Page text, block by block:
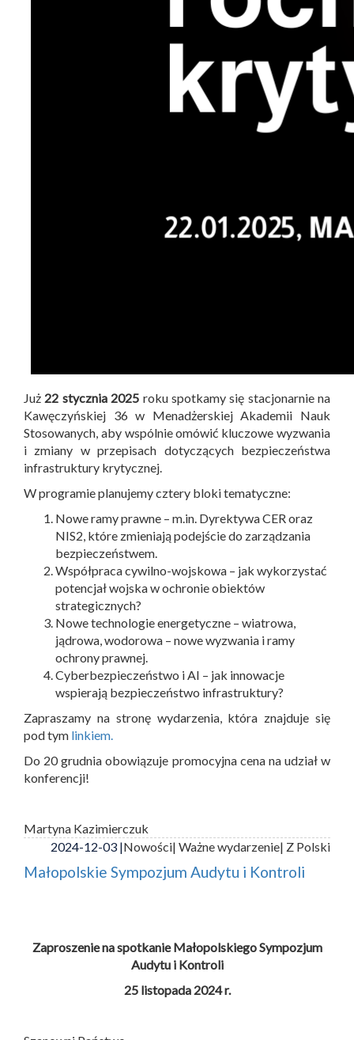
Już 22 stycznia 2025 roku spotkamy się stacjonarnie na
Kawęczyńskiej 36 w Menadżerskiej Akademii Nauk
Stosowanych, aby wspólnie omówić kluczowe wyzwania
i zmiany w przepisach dotyczących bezpieczeństwa
infrastruktury krytycznej.
W programie planujemy cztery bloki tematyczne:
Nowe ramy prawne – m.in. Dyrektywa CER oraz
NIS2, które zmieniają podejście do zarządzania
bezpieczeństwem.
Współpraca cywilno-wojskowa – jak wykorzystać
potencjał wojska w ochronie obiektów
strategicznych?
Nowe technologie energetyczne – wiatrowa,
jądrowa, wodorowa – nowe wyzwania i ramy
ochrony prawnej.
Cyberbezpieczeństwo i AI – jak innowacje
wspierają bezpieczeństwo infrastruktury?
Zapraszamy na stronę wydarzenia, która znajduje się
pod tym linkiem.
Do 20 grudnia obowiązuje promocyjna cena na udział w
konferencji!
Martyna Kazimierczuk
2024-12-03 |Nowości| Ważne wydarzenie| Z Polski
Małopolskie Sympozjum Audytu i Kontroli
Zaproszenie na spotkanie Małopolskiego Sympozjum
Audytu i Kontroli
25 listopada 2024 r.